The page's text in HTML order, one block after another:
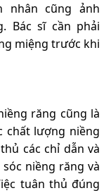
nhân cũng ảnh
Bác sĩ cần phải
miệng trước khi
răng cũng là
chất lượng niềng
các chỉ dẫn và
niềng răng và
tuân thủ đúng